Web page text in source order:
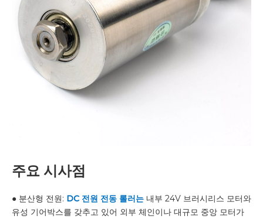
주요 시사점
● 분산형 전원: DC 전원 전동 롤러는 내부 24V 브러시리스 모터와
유성 기어박스를 갖추고 있어 외부 체인이나 대규모 중앙 모터가